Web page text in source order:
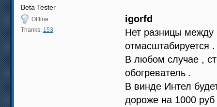
Beta Tester
Offline
Thanks: 153
igorfd
Нет разницы между
отмасштабируется .
В любом случае ,
обогреватель .
В винде Интел
дороже на 1000